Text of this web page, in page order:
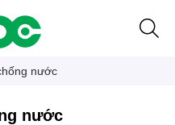
nước
nước